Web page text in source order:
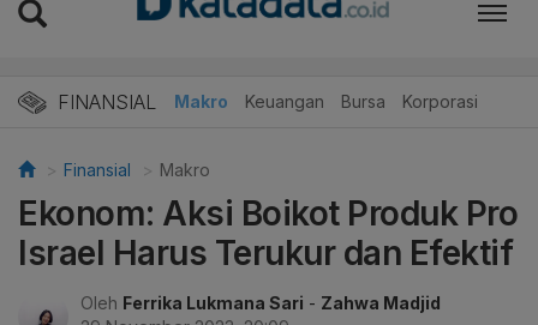
FINANSIAL Makro Keuangan Bursa Korporasi
Finansial Makro
Ekonom: Aksi Boikot Produk Pro
Israel Harus Terukur dan Efektif
Oleh Ferrika Lukmana Sari - Zahwa Madjid